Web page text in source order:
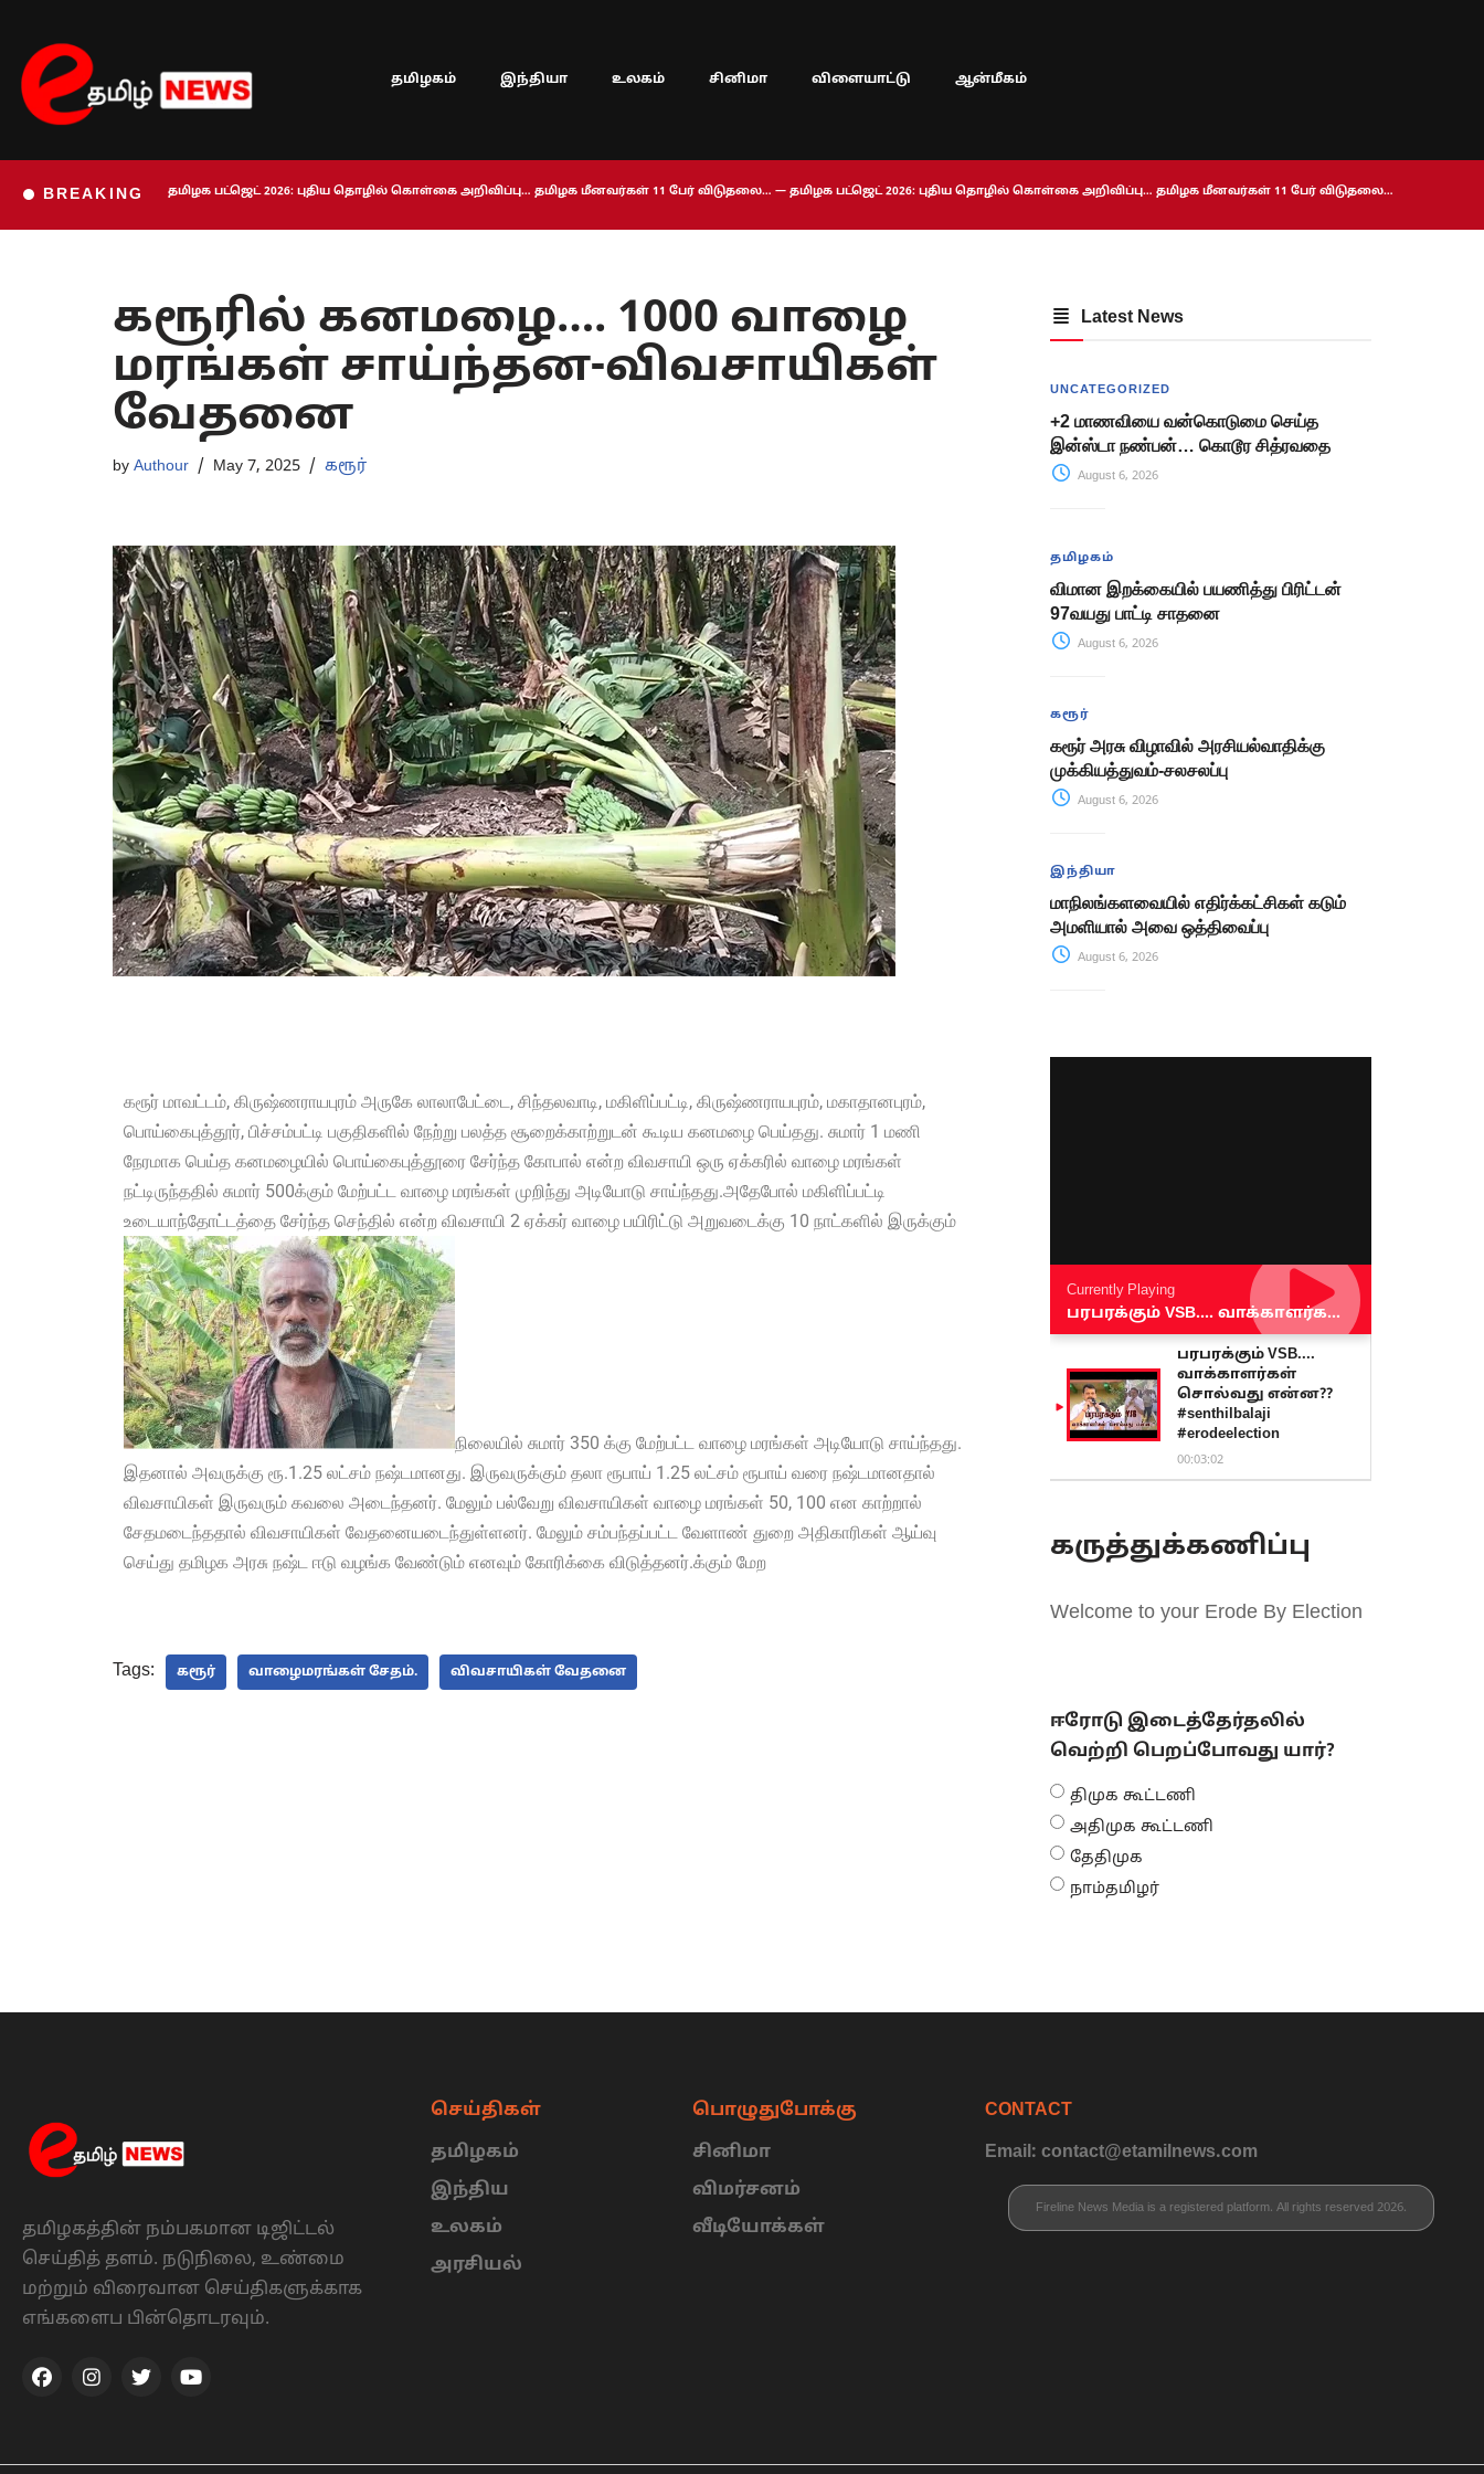
Skip
to
content
தமிழகம் இந்தியா உலகம் சினிமா விளையாட்டு ஆன்மீகம்
BREAKING தமிழக பட்ஜெட் 2026: புதிய தொழில் கொள்கை அறிவிப்பு… தமிழக மீனவர்கள் 11 பேர் விடுதலை… — தமிழக பட்ஜெட் 2026: புதிய தொழில் கொள்கை அறிவிப்பு… தமிழக மீனவர்கள் 11 பேர் விடுதலை…
கரூரில் கனமழை…. 1000 வாழை
மரங்கள் சாய்ந்தன-விவசாயிகள்
வேதனை
by Authour May 7, 2025 கரூர்
கரூர் மாவட்டம், கிருஷ்ணராயபுரம் அருகே லாலாபேட்டை, சிந்தலவாடி, மகிளிப்பட்டி, கிருஷ்ணராயபுரம், மகாதானபுரம்,
பொய்கைபுத்தூர், பிச்சம்பட்டி பகுதிகளில் நேற்று பலத்த சூறைக்காற்றுடன் கூடிய கனமழை பெய்தது. சுமார் 1 மணி
நேரமாக பெய்த கனமழையில் பொய்கைபுத்தூரை சேர்ந்த கோபால் என்ற விவசாயி ஒரு ஏக்கரில் வாழை மரங்கள்
நட்டிருந்ததில் சுமார் 500க்கும் மேற்பட்ட வாழை மரங்கள் முறிந்து அடியோடு சாய்ந்தது.அதேபோல் மகிளிப்பட்டி
உடையாந்தோட்டத்தை சேர்ந்த செந்தில் என்ற விவசாயி 2 ஏக்கர் வாழை பயிரிட்டு அறுவடைக்கு 10 நாட்களில் இருக்கும்
நிலையில் சுமார் 350 க்கு மேற்பட்ட வாழை மரங்கள் அடியோடு சாய்ந்தது.
இதனால் அவருக்கு ரூ.1.25 லட்சம் நஷ்டமானது. இருவருக்கும் தலா ரூபாய் 1.25 லட்சம் ரூபாய் வரை நஷ்டமானதால்
விவசாயிகள் இருவரும் கவலை அடைந்தனர். மேலும் பல்வேறு விவசாயிகள் வாழை மரங்கள் 50, 100 என காற்றால்
சேதமடைந்ததால் விவசாயிகள் வேதனையடைந்துள்ளனர். மேலும் சம்பந்தப்பட்ட வேளாண் துறை அதிகாரிகள் ஆய்வு
செய்து தமிழக அரசு நஷ்ட ஈடு வழங்க வேண்டும் எனவும் கோரிக்கை விடுத்தனர்.க்கும் மேற
Tags: கரூர் வாழைமரங்கள் சேதம். விவசாயிகள் வேதனை
Latest News
UNCATEGORIZED
+2 மாணவியை வன்கொடுமை செய்த
இன்ஸ்டா நண்பன்… கொடூர சித்ரவதை
August 6, 2026
தமிழகம்
விமான இறக்கையில் பயணித்து பிரிட்டன்
97வயது பாட்டி சாதனை
August 6, 2026
கரூர்
கரூர் அரசு விழாவில் அரசியல்வாதிக்கு
முக்கியத்துவம்-சலசலப்பு
August 6, 2026
இந்தியா
மாநிலங்களவையில் எதிர்க்கட்சிகள் கடும்
அமளியால் அவை ஒத்திவைப்பு
August 6, 2026
Currently Playing
பரபரக்கும் VSB.... வாக்காளர்கள் சொல்வது என்ன?? #senthilbalaji #erodeelection
பரபரக்கும் VSB....
வாக்காளர்கள்
சொல்வது என்ன??
#senthilbalaji
#erodeelection
00:03:02
கருத்துக்கணிப்பு
Welcome to your Erode By Election
ஈரோடு இடைத்தேர்தலில்
வெற்றி பெறப்போவது யார்?
திமுக கூட்டணி
அதிமுக கூட்டணி
தேதிமுக
நாம்தமிழர்
தமிழகத்தின் நம்பகமான டிஜிட்டல்
செய்தித் தளம். நடுநிலை, உண்மை
மற்றும் விரைவான செய்திகளுக்காக
எங்களைப பின்தொடரவும்.
செய்திகள்
தமிழகம்
இந்திய
உலகம்
அரசியல்
பொழுதுபோக்கு
சினிமா
விமர்சனம்
வீடியோக்கள்
CONTACT
Email: contact@etamilnews.com
Fireline News Media is a registered platform. All rights reserved 2026.